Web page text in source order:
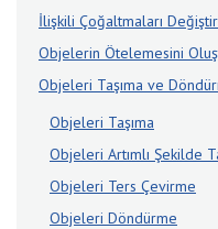
İlişkili Çoğaltmaları
Objelerin Ötelemesini
Objeleri Taşıma ve
Objeleri Taşıma
Objeleri Artımlı Şekilde
Objeleri Ters Çevirme
Objeleri Döndürme